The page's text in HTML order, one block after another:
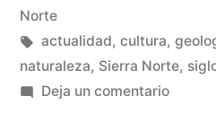
la
Sierra
en
Norte
Etiquetas:
actualidad, cultura,
naturaleza, Sierra Norte,
Deja un comentarioen